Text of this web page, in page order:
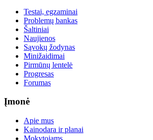
Testai, egzaminai
Problemų bankas
Šaltiniai
Naujienos
Sąvokų žodynas
Minižaidimai
Pirmūnų lentelė
Progresas
Forumas
Įmonė
Apie mus
Kainodara ir planai